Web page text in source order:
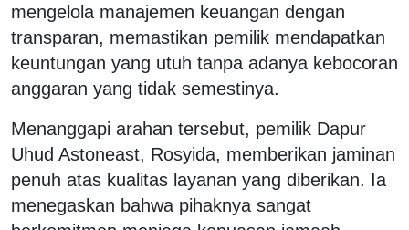
mengelola manajemen keuangan dengan
transparan, memastikan pemilik mendapatkan
keuntungan yang utuh tanpa adanya kebocoran
anggaran yang tidak semestinya.
Menanggapi arahan tersebut, pemilik Dapur
Uhud Astoneast, Rosyida, memberikan jaminan
penuh atas kualitas layanan yang diberikan. Ia
menegaskan bahwa pihaknya sangat